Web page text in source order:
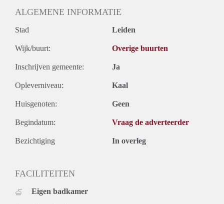
ALGEMENE INFORMATIE
Stad Leiden
Wijk/buurt: Overige buurten
Inschrijven gemeente: Ja
Opleverniveau: Kaal
Huisgenoten: Geen
Begindatum: Vraag de adverteerder
Bezichtiging In overleg
FACILITEITEN
Eigen badkamer